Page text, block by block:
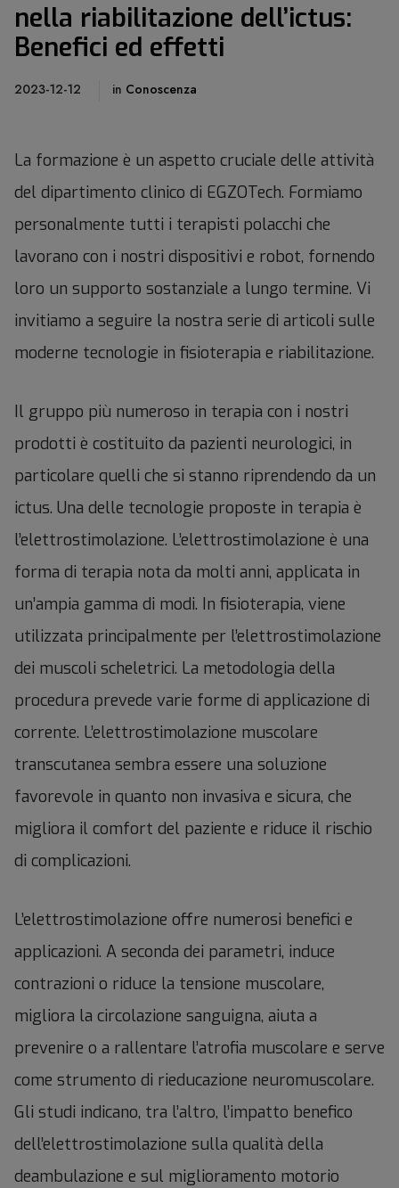
nella riabilitazione dell’ictus:
Benefici ed effetti
2023-12-12 in Conoscenza
La formazione è un aspetto cruciale delle attività
del dipartimento clinico di EGZOTech. Formiamo
personalmente tutti i terapisti polacchi che
lavorano con i nostri dispositivi e robot, fornendo
loro un supporto sostanziale a lungo termine. Vi
invitiamo a seguire la nostra serie di articoli sulle
moderne tecnologie in fisioterapia e riabilitazione.
Il gruppo più numeroso in terapia con i nostri
prodotti è costituito da pazienti neurologici, in
particolare quelli che si stanno riprendendo da un
ictus. Una delle tecnologie proposte in terapia è
l’elettrostimolazione. L’elettrostimolazione è una
forma di terapia nota da molti anni, applicata in
un’ampia gamma di modi. In fisioterapia, viene
utilizzata principalmente per l’elettrostimolazione
dei muscoli scheletrici. La metodologia della
procedura prevede varie forme di applicazione di
corrente. L’elettrostimolazione muscolare
transcutanea sembra essere una soluzione
favorevole in quanto non invasiva e sicura, che
migliora il comfort del paziente e riduce il rischio
di complicazioni.
L’elettrostimolazione offre numerosi benefici e
applicazioni. A seconda dei parametri, induce
contrazioni o riduce la tensione muscolare,
migliora la circolazione sanguigna, aiuta a
prevenire o a rallentare l’atrofia muscolare e serve
come strumento di rieducazione neuromuscolare.
Gli studi indicano, tra l’altro, l’impatto benefico
dell’elettrostimolazione sulla qualità della
deambulazione e sul miglioramento motorio